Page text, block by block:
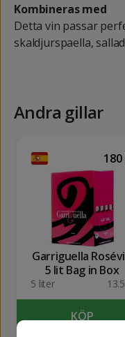
Kombineras med
Detta vin passar
skaldjurspaella,
Andra gillar
180
Garriguella
5 lit Bag in Box
5 liter
KÖP